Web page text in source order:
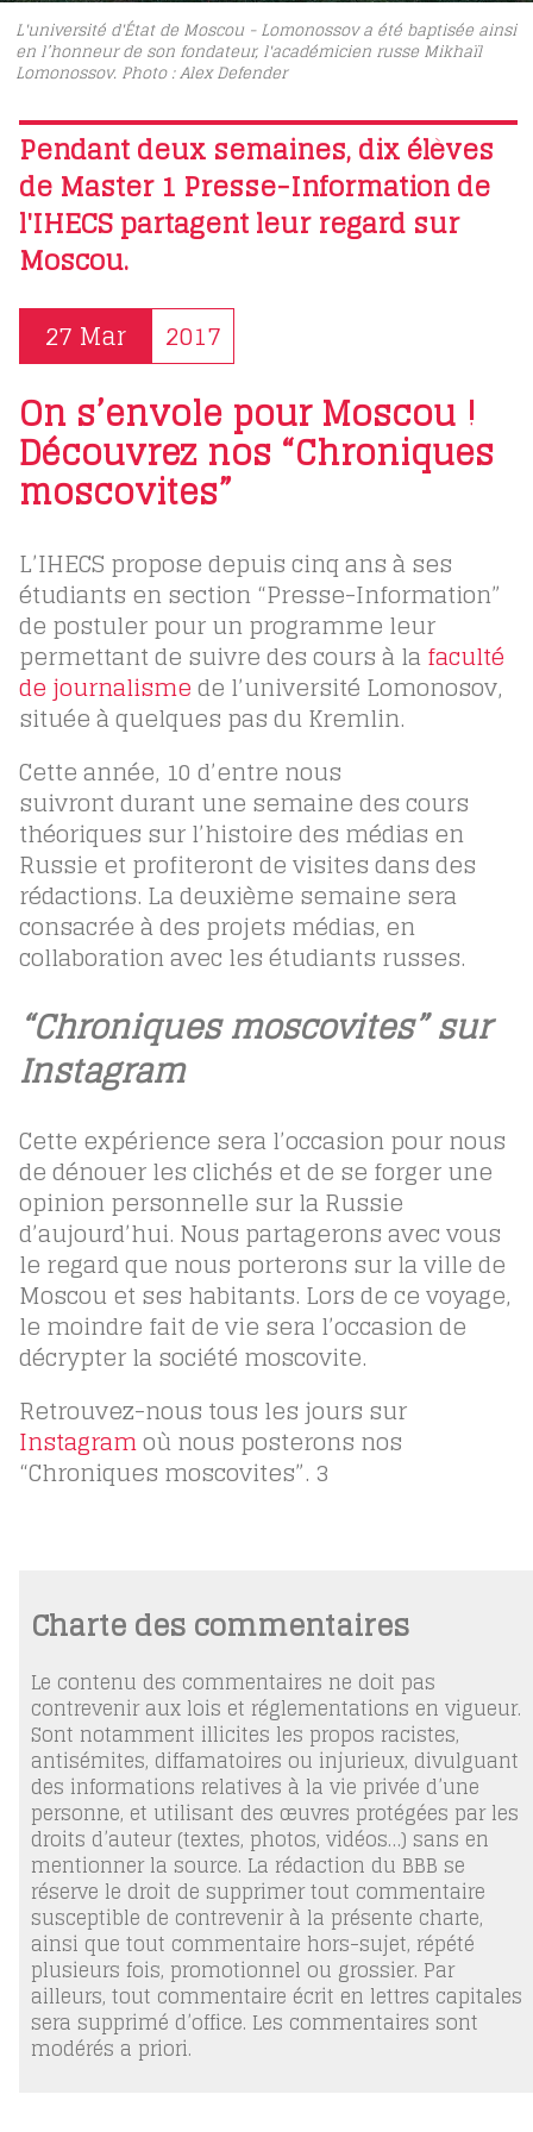
L'université d'État de Moscou - Lomonossov a été baptisée ainsi
en l’honneur de son fondateur, l'académicien russe Mikhaïl
Lomonossov. Photo : Alex Defender
Pendant deux semaines, dix élèves
de Master 1 Presse-Information de
l'IHECS partagent leur regard sur
Moscou.
27 Mar 2017
On s’envole pour Moscou !
Découvrez nos “Chroniques
moscovites”
L’IHECS propose depuis cinq ans à ses
étudiants en section “Presse-Information”
de postuler pour un programme leur
permettant de suivre des cours à lafaculté
de journalismede l’université Lomonosov,
située à quelques pas du Kremlin.
Cette année, 10 d’entre nous
suivront durant une semaine des cours
théoriques sur l’histoire des médias en
Russie et profiteront de visites dans des
rédactions. La deuxième semaine sera
consacrée à des projets médias, en
collaboration avec les étudiants russes.
“Chroniques moscovites” sur
Instagram
Cette expérience sera l’occasion pour nous
de dénouer les clichés et de se forger une
opinion personnelle sur la Russie
d’aujourd’hui. Nous partagerons avec vous
le regard que nous porterons sur la ville de
Moscou et ses habitants. Lors de ce voyage,
le moindre fait de vie sera l’occasion de
décrypter la société moscovite.
Retrouvez-nous tous les jours sur
Instagramoù nous posterons nos
“Chroniques moscovites”. 3
Charte des commentaires
Le contenu des commentaires ne doit pas
contrevenir aux lois et réglementations en vigueur.
Sont notamment illicites les propos racistes,
antisémites, diffamatoires ou injurieux, divulguant
des informations relatives à la vie privée d’une
personne, et utilisant des œuvres protégées par les
droits d’auteur (textes, photos, vidéos…) sans en
mentionner la source. La rédaction du BBB se
réserve le droit de supprimer tout commentaire
susceptible de contrevenir à la présente charte,
ainsi que tout commentaire hors-sujet, répété
plusieurs fois, promotionnel ou grossier. Par
ailleurs, tout commentaire écrit en lettres capitales
sera supprimé d’office. Les commentaires sont
modérés a priori.